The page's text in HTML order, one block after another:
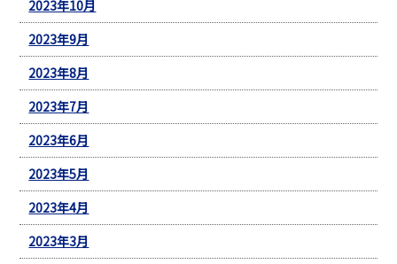
2023年10月
2023年9月
2023年8月
2023年7月
2023年6月
2023年5月
2023年4月
2023年3月